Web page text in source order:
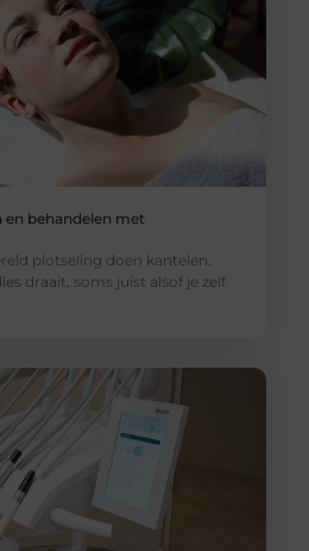
en behandelen met
plotseling doen kantelen.
draait, soms juist alsof je zelf